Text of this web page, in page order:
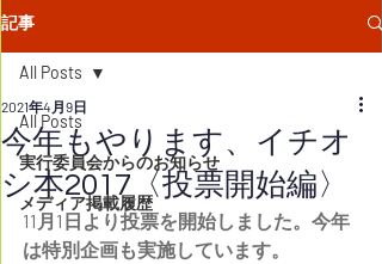
記事
All Posts
実行委員会からのお知らせ
メディア掲載履歴
All Posts
今年もやります、イチオ
シ本2017〈投票開始編〉
2021年4月9日
11月1日より投票を開始しました。今年
は特別企画も実施しています。